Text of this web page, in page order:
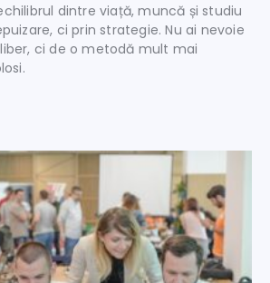
dintre viață, muncă și studiu
ci prin strategie. Nu ai nevoie
ci de o metodă mult mai